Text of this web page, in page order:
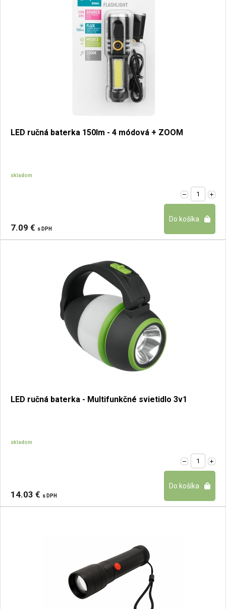
LED ručná baterka 150lm - 4 módová + ZOOM
skladom
7.09 € s DPH
LED ručná baterka - Multifunkčné svietidlo 3v1
skladom
14.03 € s DPH